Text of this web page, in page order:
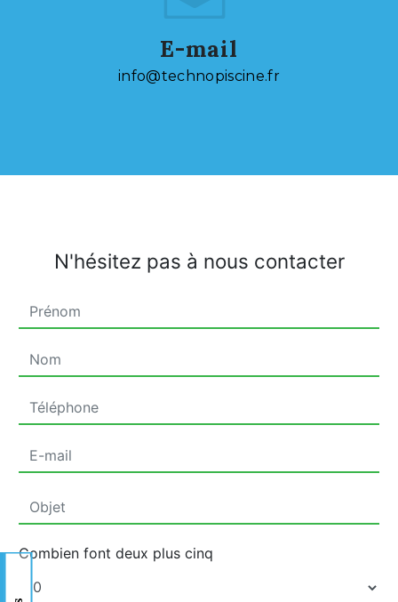
E-mail
info@technopiscine.fr
N'hésitez pas à nous contacter
Combien font deux plus cinq